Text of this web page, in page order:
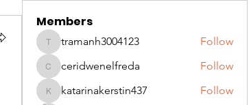
Members
tramanh3004123
tramanh3004123 Follow
ceridwenelfreda
ceridwenelfreda Follow
katarinakerstin437
katarinakerstin437 Follow